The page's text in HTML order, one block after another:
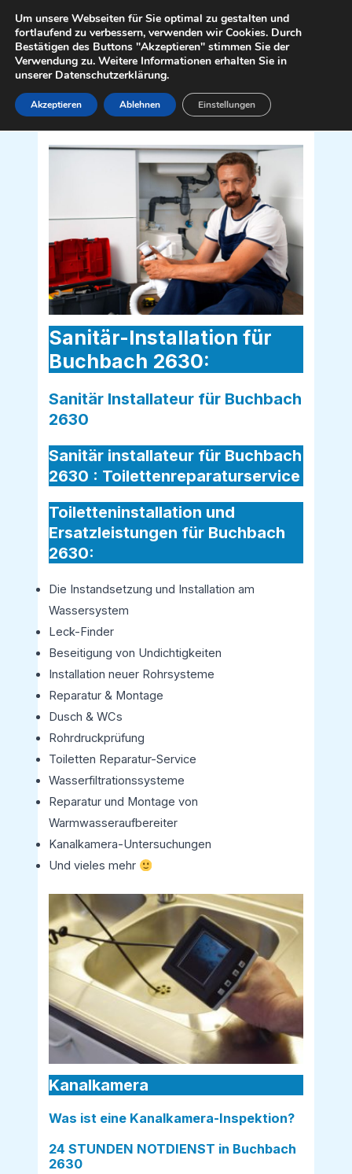
Inhalt
springen
Sanitär Installateur für Buchbach
Sanitär-Installation für
Buchbach 2630:
Sanitär Installateur für Buchbach
2630
Sanitär installateur für Buchbach
2630 : Toilettenreparaturservice
Toiletteninstallation und
Ersatzleistungen für Buchbach
2630:
Die Instandsetzung und Installation am
Wassersystem
Leck-Finder
Beseitigung von Undichtigkeiten
Installation neuer Rohrsysteme
Reparatur & Montage
Dusch & WCs
Rohrdruckprüfung
Toiletten Reparatur-Service
Wasserfiltrationssysteme
Reparatur und Montage von
Warmwasseraufbereiter
Kanalkamera-Untersuchungen
Und vieles mehr
Kanalkamera
Was ist eine Kanalkamera-Inspektion?
24 STUNDEN NOTDIENST in Buchbach
2630
Um unsere Webseiten für Sie optimal zu gestalten und
fortlaufend zu verbessern, verwenden wir Cookies. Durch
Bestätigen des Buttons "Akzeptieren" stimmen Sie der
Verwendung zu. Weitere Informationen erhalten Sie in
unserer Datenschutzerklärung.
Akzeptieren Ablehnen Einstellungen